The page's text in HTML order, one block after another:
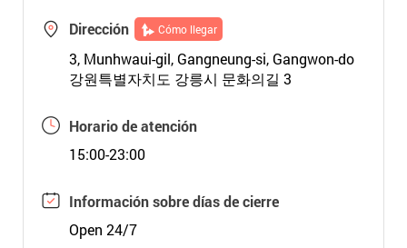
Dirección Cómo llegar
3, Munhwaui-gil, Gangneung-si, Gangwon-do
강원특별자치도 강릉시 문화의길 3
Horario de atención
15:00-23:00
Información sobre días de cierre
Open 24/7